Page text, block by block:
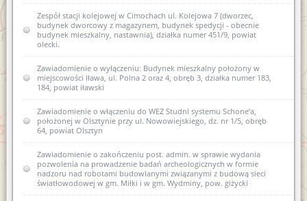
Zawiadomienie o włączeniu do wojewódzkiej ewidencji
zabytków nowej karty ewidencyjnej zabytku archeologicznego
lądowego w wojewódzkiej ewidencji zabytków 14 AZP 26-69/69
Mojtyny
Zawiadomienie o włączeniu do wojewódzkiej ewidencji
zabytków nowej karty ewidencyjnej zabytku archeologicznego
lądowego w wojewódzkiej ewidencji zabytków I AZP 26-68/1
Babięta
Zawiadomienie o włączeniu do wojewódzkiej ewidencji
zabytków nowej karty ewidencyjnej zabytku archeologicznego
lądowego w wojewódzkiej ewidencji zabytków I AZP 13-62/1
Wiewiórki
Zawiadomienie o zamiarze włączenia karty ewidencyjnej
zabytków archeologicznych lądowych do wojewódzkiej
ewidencji zabytków 3 AZP 13-61/10 Piasty Wielkie
Zespół stacji kolejowej w Cimochach ul. Kolejowa 7 (dworzec,
budynek dworcowy z magazynem, budynek spedycji - obecnie
budynek mieszkalny, nastawnia), działka numer 451/9, powiat
olecki.
Zawiadomienie o wyłączeniu: Budynek mieszkalny położony w
miejscowości Iława, ul. Polna 2 oraz 4, obręb 3, działka numer 183,
184, powiat iławski
Zawiadomienie o włączeniu do WEZ Studni systemu Schone’a,
położonej w Olsztynie przy ul. Nowowiejskiego, dz. nr 1/5, obręb
64, powiat Olsztyn
Zawiadomienie o zakończeniu post. admin. w sprawie wydania
pozwolenia na prowadzenie badań archeologicznych w formie
nadzoru nad robotami budowlanymi związanymi z budową sieci
światłowodowej w gm. Miłki i w gm. Wydminy, pow. giżycki